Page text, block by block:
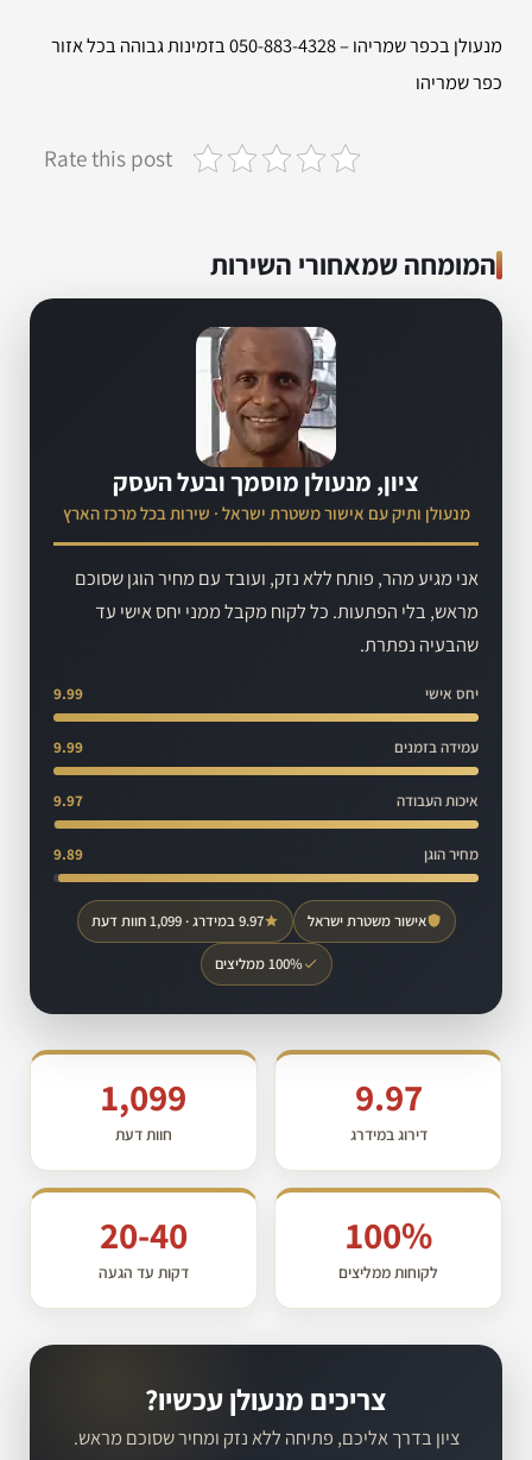
מנעולן בכפר שמריהו – 050-883-4328 בזמינות גבוהה בכל אזור
כפר שמריהו
Rate this post
המומחה שמאחורי השירות
ציון, מנעולן מוסמך ובעל העסק
מנעולן ותיק עם אישור משטרת ישראל · שירות בכל מרכז הארץ
אני מגיע מהר, פותח ללא נזק, ועובד עם מחיר הוגן שסוכם
מראש, בלי הפתעות. כל לקוח מקבל ממני יחס אישי עד
שהבעיה נפתרת.
יחס אישי 9.99
עמידה בזמנים 9.99
איכות העבודה 9.97
מחיר הוגן 9.89
אישור משטרת ישראל 9.97 במידרג · 1,099 חוות דעת
100% ממליצים
9.97
דירוג במידרג
1,099
חוות דעת
100%
לקוחות ממליצים
20-40
דקות עד הגעה
צריכים מנעולן עכשיו?
ציון בדרך אליכם, פתיחה ללא נזק ומחיר שסוכם מראש.